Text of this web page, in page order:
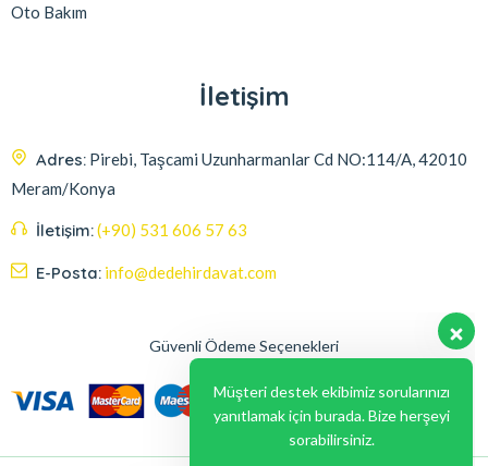
Oto Bakım
İletişim
Adres: Pirebi, Taşcami Uzunharmanlar Cd NO:114/A, 42010
Meram/Konya
İletişim:(+90) 531 606 57 63
E-Posta: info@dedehirdavat.com
Güvenli Ödeme Seçenekleri
yanıtlamak için burada. Bize herşeyi
sorabilirsiniz.